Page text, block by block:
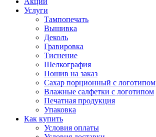
Услуги
Тампопечать
Вышивка
Деколь
Гравировка
Тиснение
Шелкография
Пошив на заказ
Сахар порционный с логотипом
Влажные салфетки с логотипом
Печатная продукция
Упаковка
Как купить
Условия оплаты